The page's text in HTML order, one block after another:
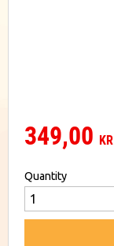
349,00 KR
Quantity